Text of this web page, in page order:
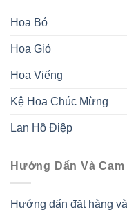
Hoa Bó
Hoa Giỏ
Hoa Viếng
Kệ Hoa Chúc Mừng
Lan Hồ Điệp
Hướng Dẩn Và Cam
Hướng dẩn đặt hàng